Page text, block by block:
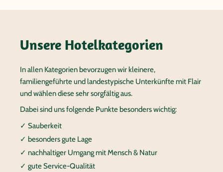
Unsere Hotelkategorien
In allen Kategorien bevorzugen wir kleinere,
familiengeführte und landestypische Unterkünfte mit Flair
und wählen diese sehr sorgfältig aus.
Dabei sind uns folgende Punkte besonders wichtig:
✓ Sauberkeit
✓ besonders gute Lage
✓ nachhaltiger Umgang mit Mensch & Natur
✓ gute Service-Qualität